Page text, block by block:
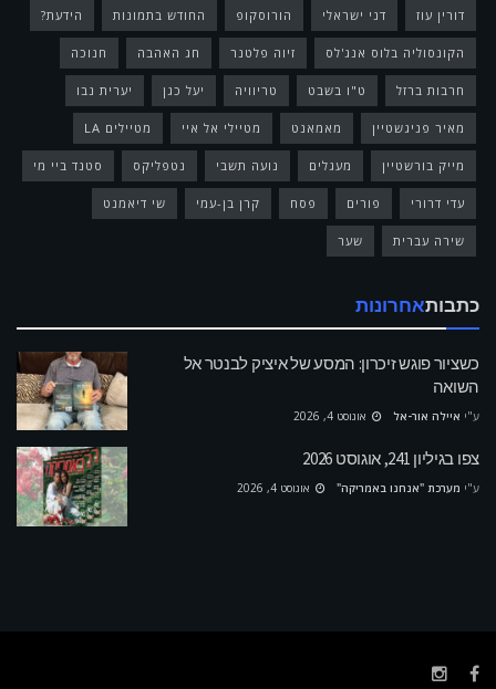
דורין עוז דני ישראלי הורוסקופ החודש בתמונות הידעת?
הקונסוליה בלוס אנג'לס זיוה פלטנר חג האהבה חנוכה
חרבות ברזל ט"ו בשבט טריוויה יעל כגן יערית נבו
מאיר פניגשטיין מאמאנט מטיילי אל איי מטיילים LA
מייק בורשטיין מעגלים נועה תשבי נטפליקס סטנד ביי מי
עדי דרורי פורים פסח קרן בן-עמי שי דיאמנט
שירה עברית שער
כתבותאחרונות
כשציור פוגש זיכרון: המסע של איציק לבנטר אל
השואה
ע"י איילה אור-אל אוגוסט 4, 2026
צפו בגיליון 241, אוגוסט 2026
ע"י מערכת "אנחנו באמריקה" אוגוסט 4, 2026